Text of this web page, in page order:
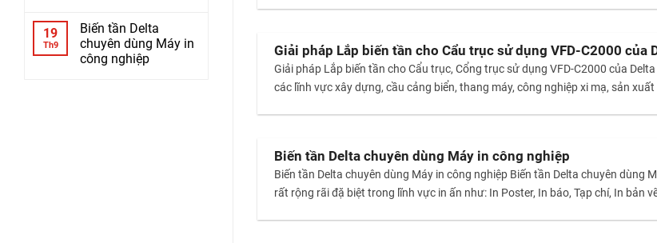
19
Th9
Biến tần Delta
chuyên dùng Máy in
công nghiệp
Giải pháp Lắp biến tần cho Cẩu trục sử dụng VFD-C2000 của
Giải pháp Lắp biến tần cho Cẩu trục, Cổng trục sử dụng VFD-C2000 của
các lĩnh vực xây dựng, cầu cảng biển, thang máy, công nghiệp xi mạ, sản
Biến tần Delta chuyên dùng Máy in công nghiệp
Biến tần Delta chuyên dùng Máy in công nghiệp Biến tần Delta chuyên dùng
rất rộng rãi đặ biệt trong lĩnh vực in ấn như: In Poster, In báo, Tạp chí, In bản